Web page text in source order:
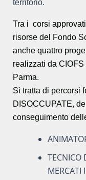
territorio.
Tra i corsi
risorse del Fondo
anche quattro
realizzati da
Parma.
Si tratta di percorsi
DISOCCUPATE,
conseguimento
TECNICO
MERCATI